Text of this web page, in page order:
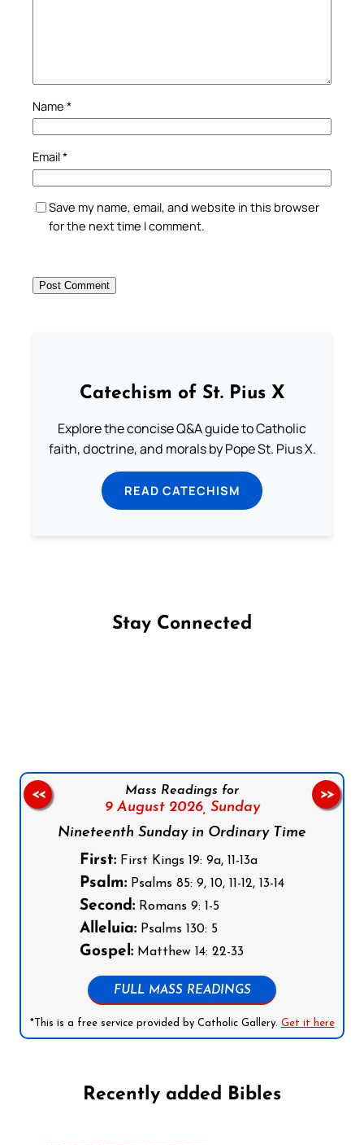
Name *
Email*
Save my name, email, and website in this browser
for the next time I comment.
Catechism of St. Pius X
Explore the concise Q&A guide to Catholic
faith, doctrine, and morals by Pope St. Pius X.
READ CATECHISM
Stay Connected
Mass Readings for
9 August 2026, Sunday
Nineteenth Sunday in Ordinary Time
First: First Kings 19: 9a, 11-13a
Psalm: Psalms 85: 9, 10, 11-12, 13-14
Second: Romans 9: 1-5
Alleluia: Psalms 130: 5
Gospel: Matthew 14: 22-33
FULL MASS READINGS
*This is a free service provided by Catholic Gallery. Get it here
<< >>
Recently added Bibles